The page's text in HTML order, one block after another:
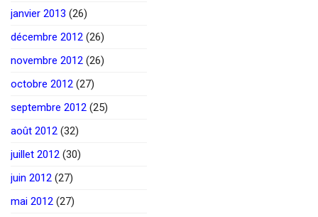
janvier 2013 (26)
décembre 2012 (26)
novembre 2012 (26)
octobre 2012 (27)
septembre 2012 (25)
août 2012 (32)
juillet 2012 (30)
juin 2012 (27)
mai 2012 (27)